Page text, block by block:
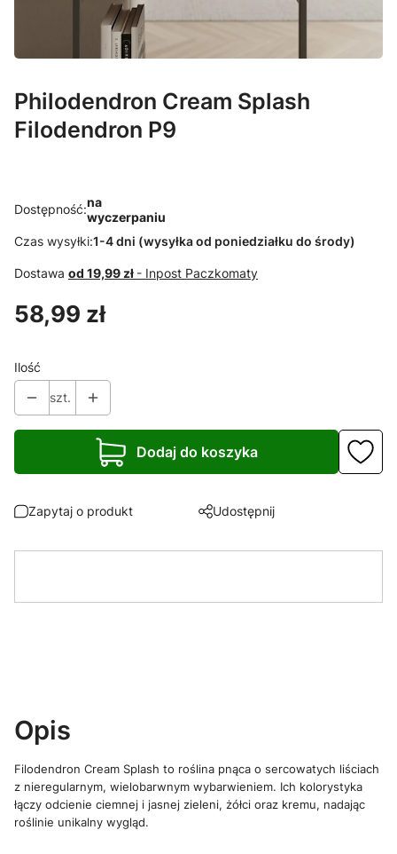
Philodendron Cream Splash
Filodendron P9
Dostępność:na
wyczerpaniu
Czas wysyłki:1-4 dni (wysyłka od poniedziałku do środy)
Dostawa od 19,99 zł - Inpost Paczkomaty
Cena
58,99 zł
Ilość
szt.
Dodaj do koszyka
Zapytaj o produkt Udostępnij
Opis
Filodendron Cream Splash to roślina pnąca o sercowatych liściach
z nieregularnym, wielobarwnym wybarwieniem. Ich kolorystyka
łączy odcienie ciemnej i jasnej zieleni, żółci oraz kremu, nadając
roślinie unikalny wygląd.